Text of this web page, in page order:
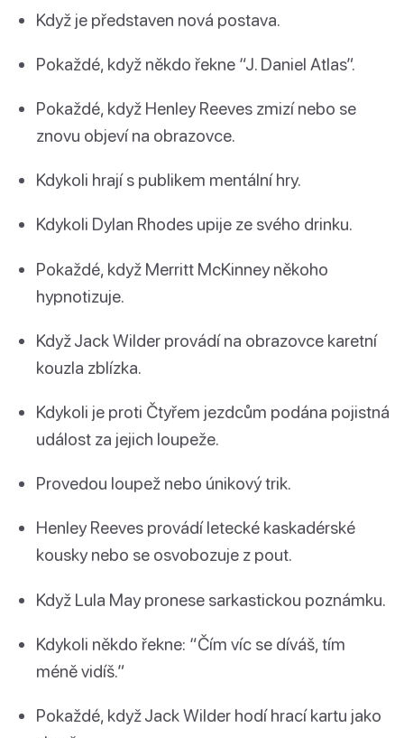
Když je představen nová postava.
Pokaždé, když někdo řekne “J. Daniel Atlas”.
Pokaždé, když Henley Reeves zmizí nebo se
znovu objeví na obrazovce.
Kdykoli hrají s publikem mentální hry.
Kdykoli Dylan Rhodes upije ze svého drinku.
Pokaždé, když Merritt McKinney někoho
hypnotizuje.
Když Jack Wilder provádí na obrazovce karetní
kouzla zblízka.
Kdykoli je proti Čtyřem jezdcům podána pojistná
událost za jejich loupeže.
Provedou loupež nebo únikový trik.
Henley Reeves provádí letecké kaskadérské
kousky nebo se osvobozuje z pout.
Když Lula May pronese sarkastickou poznámku.
Kdykoli někdo řekne: “Čím víc se díváš, tím
méně vidíš.”
Pokaždé, když Jack Wilder hodí hrací kartu jako